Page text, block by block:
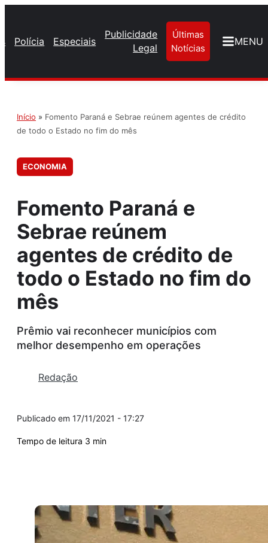
Polícia Especiais
Publicidade
Legal
Últimas
Notícias
MENU
Início » Fomento Paraná e Sebrae reúnem agentes de crédito
de todo o Estado no fim do mês
ECONOMIA
Fomento Paraná e
Sebrae reúnem
agentes de crédito de
todo o Estado no fim do
mês
Prêmio vai reconhecer municípios com
melhor desempenho em operações
Redação
17/11/2021 - 17:27